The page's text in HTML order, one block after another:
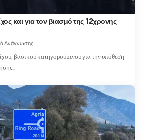
και για τον βιασμό της 12χρονης
Ανάγνωσης
βασικού κατηγορούμενου για την υπόθεση